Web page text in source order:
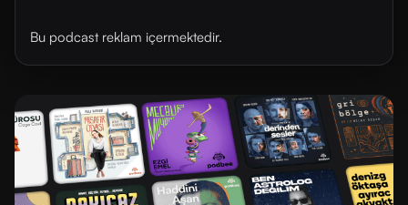
Bu podcast reklam içermektedir.